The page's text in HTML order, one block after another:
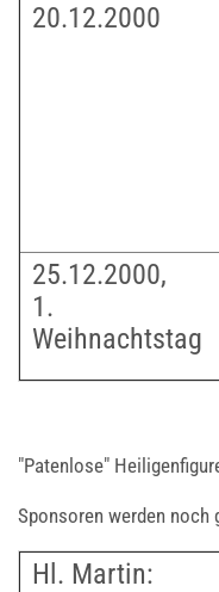
20.12.2000
25.12.2000,
1.
Weihnachtstag
"Patenlose"
Sponsoren werden noch
Hl. Martin: